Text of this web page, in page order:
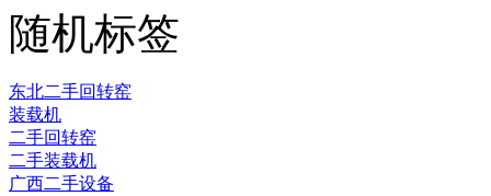
随机标签
东北二手回转窑
装载机
二手回转窑
二手装载机
广西二手设备